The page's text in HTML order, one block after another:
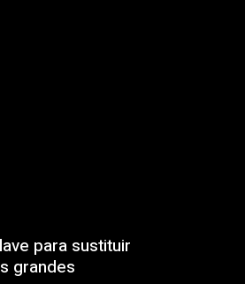
para sustituir
grandes